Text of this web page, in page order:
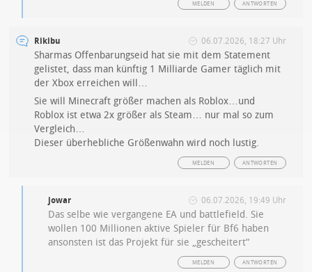
ANTWORTEN
MELDEN
Rikibu 06.07.2026, 18:27 Uhr
Sharmas Offenbarungseid hat sie mit dem Statement
gelistet, dass man künftig 1 Milliarde Gamer täglich mit
der Xbox erreichen will…
Sie will Minecraft größer machen als Roblox…und
Roblox ist etwa 2x größer als Steam… nur mal so zum
Vergleich…
Dieser überhebliche Größenwahn wird noch lustig.
ANTWORTEN
MELDEN
jowar 06.07.2026, 19:49 Uhr
Das selbe wie vergangene EA und battlefield. Sie
wollen 100 Millionen aktive Spieler für Bf6 haben
ansonsten ist das Projekt für sie „gescheitert“
ANTWORTEN
MELDEN